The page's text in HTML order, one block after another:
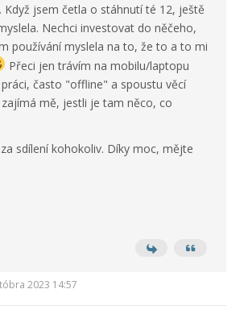
Když jsem četla o stáhnutí té 12, ještě
Nechci investovat do něčeho,
používání myslela na to, že to a to mi
Přeci jen trávím na mobilu/laptopu
často "offline" a spoustu věcí
mě, jestli je tam něco, co
sdílení kohokoliv. Díky moc, mějte
2023 14:57